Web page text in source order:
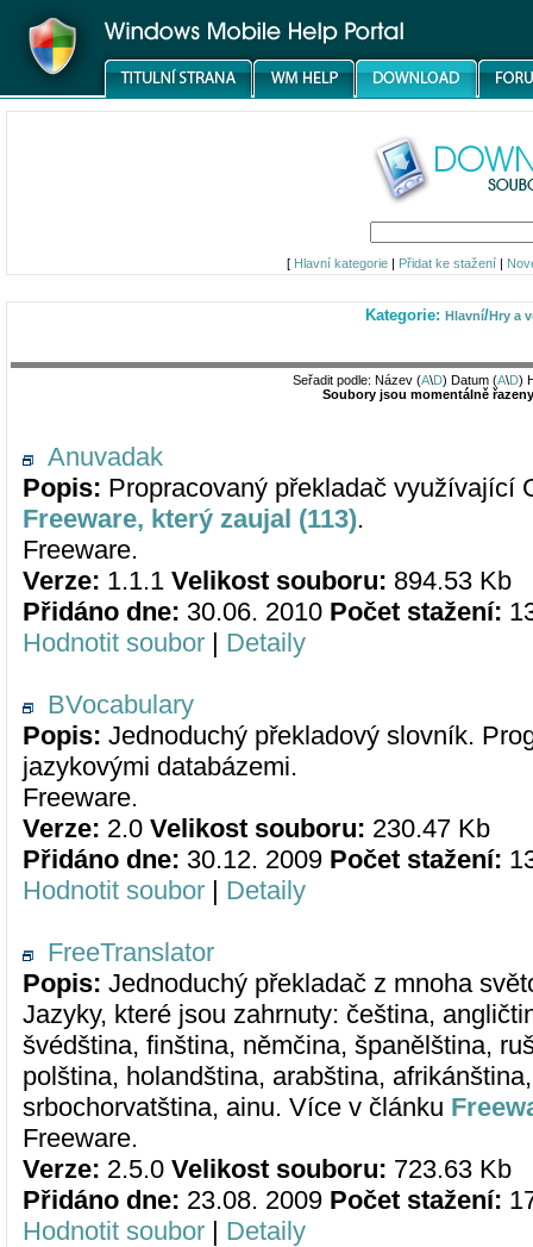
[ Hlavní kategorie| Přidat ke stažení|
Kategorie: Hlavní/Hry a
Seřadit podle: Název (A\D) Datum (A\D)
Soubory jsou momentálně
Anuvadak
Popis: Propracovaný překladač využívající
Freeware, který zaujal (113).
Freeware.
Verze: 1.1.1 Velikost souboru: 894.53 Kb
Přidáno dne: 30.06. 2010 Počet stažení:
Hodnotit soubor | Detaily
BVocabulary
Popis: Jednoduchý překladový slovník.
jazykovými databázemi.
Freeware.
Verze: 2.0 Velikost souboru: 230.47 Kb
Přidáno dne: 30.12. 2009 Počet stažení:
Hodnotit soubor | Detaily
FreeTranslator
Popis: Jednoduchý překladač z mnoha
Jazyky, které jsou zahrnuty: čeština,
švédština, finština, němčina, španělština,
polština, holandština, arabština,
srbochorvatština, ainu. Více v článku
Freeware.
Verze: 2.5.0 Velikost souboru: 723.63 Kb
Přidáno dne: 23.08. 2009 Počet stažení:
Hodnotit soubor | Detaily